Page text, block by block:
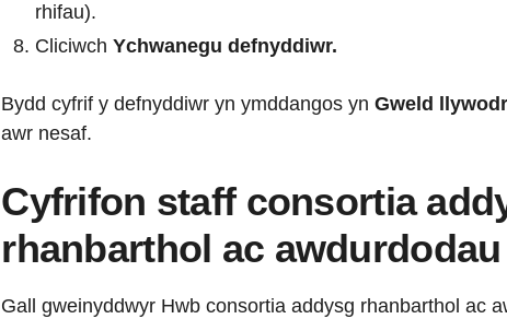
rhifau).
CliciwchYchwanegu defnyddiwr.
Bydd cyfrif y defnyddiwr yn ymddangos ynGweld
awr nesaf.
Cyfrifon staff consortia
rhanbarthol ac
Gall gweinyddwyr Hwb consortia addysg rhanbarthol ac